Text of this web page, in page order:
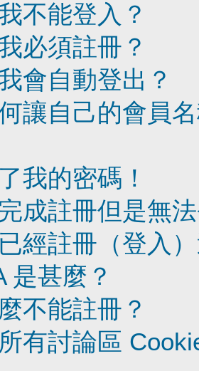
不能登入？
必須註冊？
會自動登出？
讓自己的會員
我的密碼！
成註冊但是無
經註冊（登入
是甚麼？
不能註冊？
所有討論區